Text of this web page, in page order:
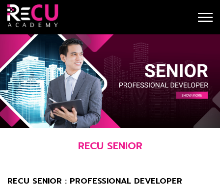
RECU SENIOR
RECU SENIOR : PROFESSIONAL DEVELOPER